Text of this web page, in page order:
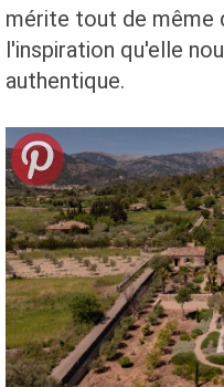
mérite tout de même
l'inspiration qu'elle
authentique.